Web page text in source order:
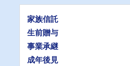
家族信託
生前贈与
事業承継
成年後見